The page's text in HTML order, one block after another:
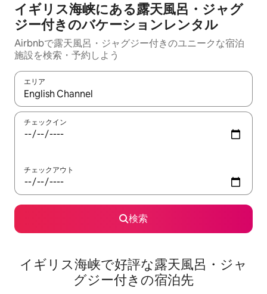
イギリス海峡にある露天風呂・ジャグ
ジー付きのバケーションレンタル
Airbnbで露天風呂・ジャグジー付きのユニークな宿泊
施設を検索・予約しよう
エリア
検索結果が表示されたら、上下の矢印キーを使って移動するか
チェックイン
チェックアウト
検索
イギリス海峡で好評な露天風呂・ジャ
グジー付きの宿泊先